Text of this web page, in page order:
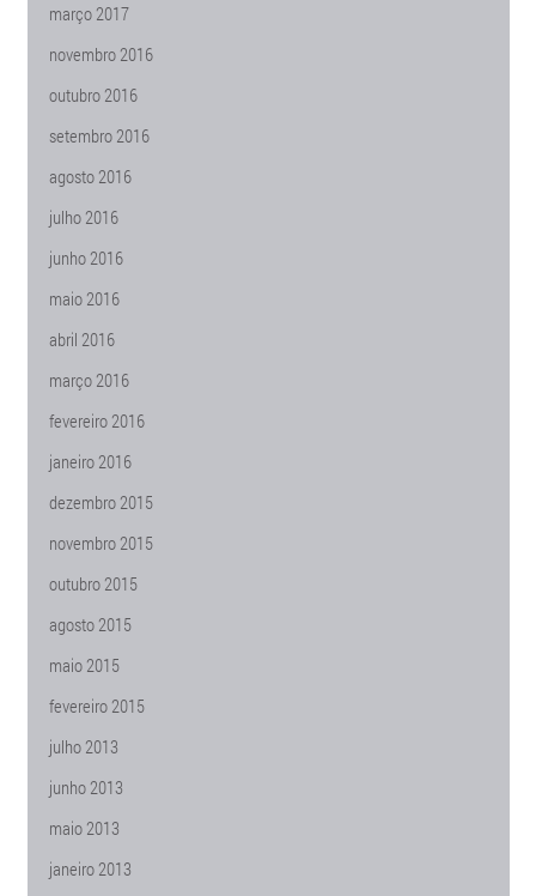
março 2017
novembro 2016
outubro 2016
setembro 2016
agosto 2016
julho 2016
junho 2016
maio 2016
abril 2016
março 2016
fevereiro 2016
janeiro 2016
dezembro 2015
novembro 2015
outubro 2015
agosto 2015
maio 2015
fevereiro 2015
julho 2013
junho 2013
maio 2013
janeiro 2013